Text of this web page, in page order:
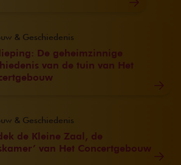
De geheimzinnige
van de tuin van Het
& Geschiedenis
de Kleine Zaal, de
van Het Concertgebouw
& Geschiedenis